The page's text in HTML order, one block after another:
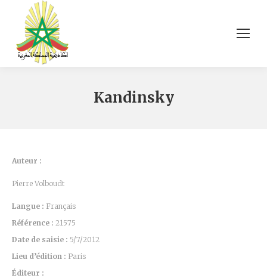
Kandinsky
Auteur :
Pierre Volboudt
Langue : Français
Référence : 21575
Date de saisie : 5/7/2012
Lieu d’édition : Paris
Éditeur :